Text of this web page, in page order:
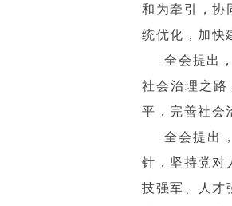
和为牵引，协
统优化，加快
全会提出
社会治理之路
平，完善社会
全会提出
针，坚持党对
技强军、人才